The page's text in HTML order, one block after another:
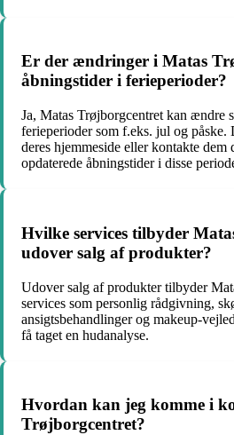
Er der ændringer i Matas
åbningstider i ferieperioder?
Ja, Matas Trøjborgcentret kan ændre
ferieperioder som f.eks. jul og påske.
deres hjemmeside eller kontakte dem
opdaterede åbningstider i disse
Hvilke services tilbyder
udover salg af produkter?
Udover salg af produkter tilbyder
services som personlig rådgivning,
ansigtsbehandlinger og makeup-
få taget en hudanalyse.
Hvordan kan jeg komme i
Trøjborgcentret?